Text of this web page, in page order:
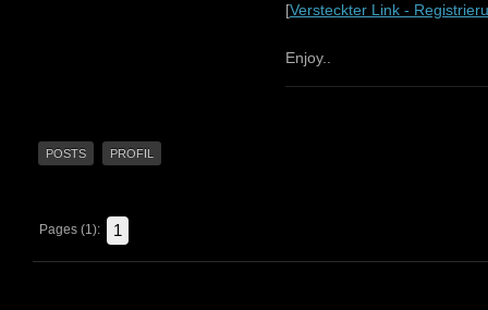
[Versteckter Link -
Enjoy..
POSTS PROFIL
Pages (1): 1